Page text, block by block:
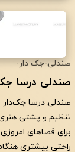
صندلی-جک دار-
صندلی درسا
صندلی درسا جک‌دار
تنظیم و پشتی هنری
برای فضاهای
راحتی بیشتری